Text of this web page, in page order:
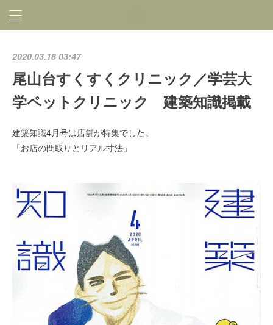
2020.03.18 03:47
尾山台すくすくクリニック／学芸大
学ペットクリニック 建築知識掲載
建築知識4月号は店舗が特集でした。
「お店の間取りとリアル寸法」